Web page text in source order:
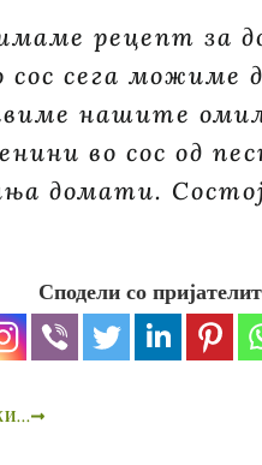
рецепт за
сос сега можиме
нашите
во сос од
домати.
Сподели со